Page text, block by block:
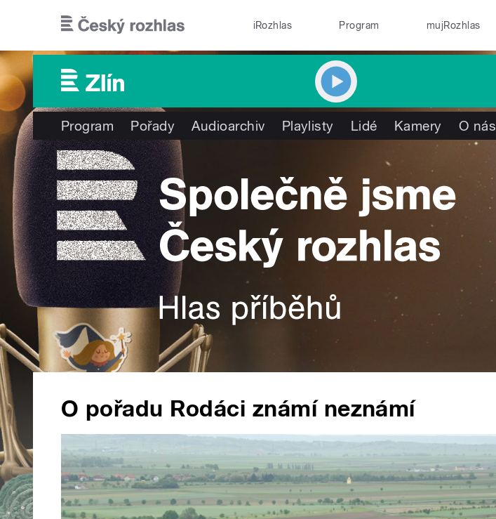
iRozhlas Program mujRozhlas
Program Pořady Audioarchiv Playlisty Lidé Kamery O nás
O pořadu Rodáci známí neznámí